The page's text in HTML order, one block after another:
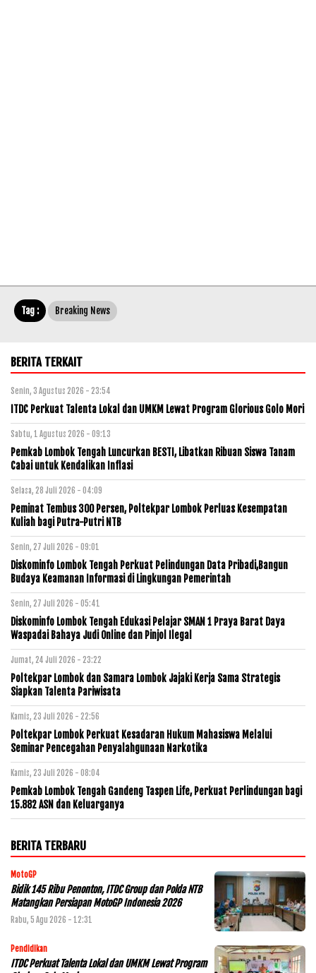
Tag : Breaking News
BERITA TERKAIT
Senin, 3 Agustus 2026 - 23:54
ITDC Perkuat Talenta Lokal dan UMKM Lewat Program Glorious Golo Mori
Sabtu, 1 Agustus 2026 - 09:13
Pemkab Lombok Tengah Luncurkan BESTI, Libatkan Ribuan Siswa Tanam
Cabai untuk Kendalikan Inflasi
Selasa, 28 Juli 2026 - 04:09
Peminat Tembus 300 Persen, Poltekpar Lombok Perluas Kesempatan
Kuliah bagi Putra-Putri NTB
Senin, 27 Juli 2026 - 09:01
Diskominfo Lombok Tengah Perkuat Pelindungan Data Pribadi,Bangun
Budaya Keamanan Informasi di Lingkungan Pemerintah
Senin, 27 Juli 2026 - 05:41
Diskominfo Lombok Tengah Edukasi Pelajar SMAN 1 Praya Barat Daya
Waspadai Bahaya Judi Online dan Pinjol Ilegal
Jumat, 24 Juli 2026 - 23:22
Poltekpar Lombok dan Samara Lombok Jajaki Kerja Sama Strategis
Siapkan Talenta Pariwisata
Kamis, 23 Juli 2026 - 22:56
Poltekpar Lombok Perkuat Kesadaran Hukum Mahasiswa Melalui
Seminar Pencegahan Penyalahgunaan Narkotika
Kamis, 23 Juli 2026 - 08:04
Pemkab Lombok Tengah Gandeng Taspen Life, Perkuat Perlindungan bagi
15.882 ASN dan Keluarganya
BERITA TERBARU
MotoGP
Bidik 145 Ribu Penonton, ITDC Group dan Polda NTB
Matangkan Persiapan MotoGP Indonesia 2026
Rabu, 5 Agu 2026 - 12:31
Pendidikan
ITDC Perkuat Talenta Lokal dan UMKM Lewat Program